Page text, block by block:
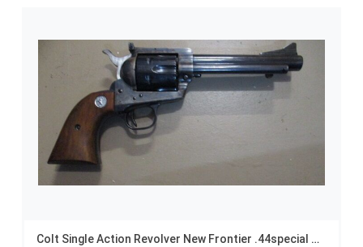
Colt Single Action Revolver New Frontier .44special Mit Origanlkarton